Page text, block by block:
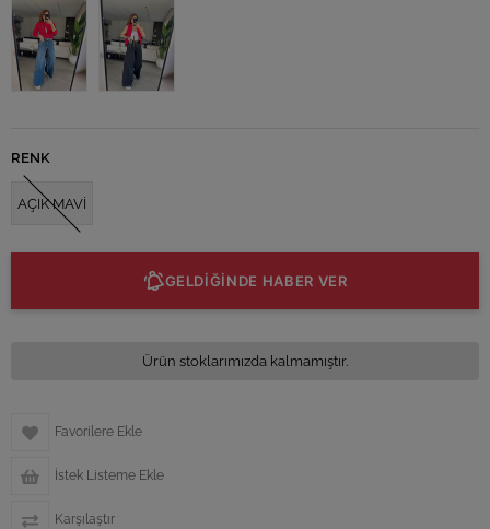
Tükendi
RENK
AÇIK MAVİ
GELDİĞİNDE HABER VER
Ürün stoklarımızda kalmamıştır.
Favorilere Ekle
İstek Listeme Ekle
Karşılaştır